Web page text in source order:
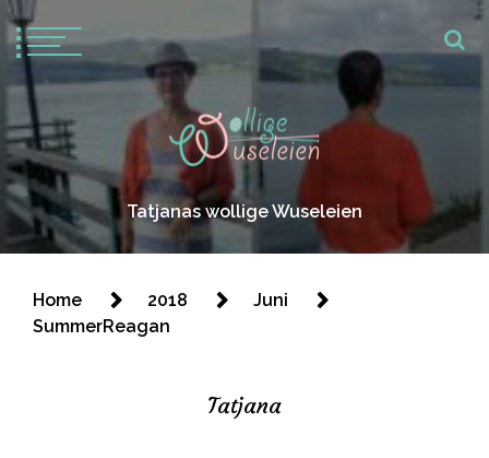
Tatjanas wollige Wuseleien
Home 2018
Juni
SummerReagan
Tatjana